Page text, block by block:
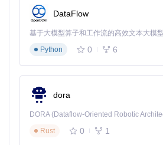
DataFlow
基于大模型算子和工作流的高效文本大模
Python
0 6
dora
Rust
0 1